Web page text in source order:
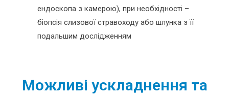
ендоскопа з камерою), при необхідності –
біопсія слизової стравоходу або шлунка з її
подальшим дослідженням
Можливі ускладнення та